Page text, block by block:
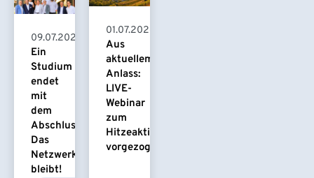
09.07.2026
Ein
Studium
endet
mit
dem
Abschluss.
Das
Netzwerk
bleibt!
01.07.2026
Aus
aktuellem
Anlass:
LIVE-
Webinar
zum
Hitzeaktionsplan
vorgezogen